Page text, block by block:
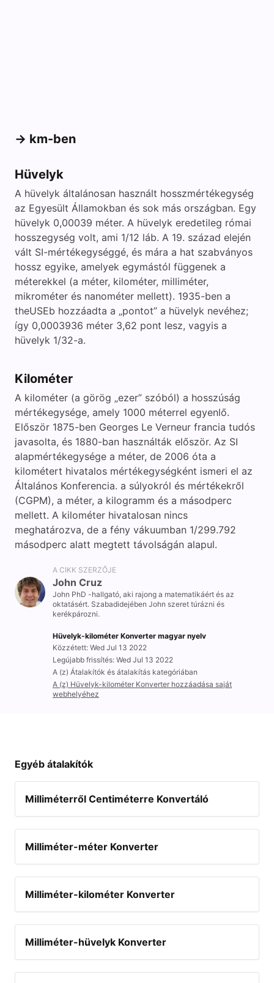
-> km-ben
Hüvelyk
A hüvelyk általánosan használt hosszmértékegység
az Egyesült Államokban és sok más országban. Egy
hüvelyk 0,00039 méter. A hüvelyk eredetileg római
hosszegység volt, ami 1/12 láb. A 19. század elején
vált SI-mértékegységgé, és mára a hat szabványos
hossz egyike, amelyek egymástól függenek a
méterekkel (a méter, kilométer, milliméter,
mikrométer és nanométer mellett). 1935-ben a
theUSEb hozzáadta a „pontot” a hüvelyk nevéhez;
így 0,0003936 méter 3,62 pont lesz, vagyis a
hüvelyk 1/32-a.
Kilométer
A kilométer (a görög „ezer” szóból) a hosszúság
mértékegysége, amely 1000 méterrel egyenlő.
Először 1875-ben Georges Le Verneur francia tudós
javasolta, és 1880-ban használták először. Az SI
alapmértékegysége a méter, de 2006 óta a
kilométert hivatalos mértékegységként ismeri el az
Általános Konferencia. a súlyokról és mértékekről
(CGPM), a méter, a kilogramm és a másodperc
mellett. A kilométer hivatalosan nincs
meghatározva, de a fény vákuumban 1/299.792
másodperc alatt megtett távolságán alapul.
A CIKK SZERZŐJE
John Cruz
John PhD -hallgató, aki rajong a matematikáért és az
oktatásért. Szabadidejében John szeret túrázni és
kerékpározni.
Hüvelyk-kilométer Konverter magyar nyelv
Közzétett: Wed Jul 13 2022
Legújabb frissítés: Wed Jul 13 2022
A (z) Átalakítók és átalakítás kategóriában
A (z) Hüvelyk-kilométer Konverter hozzáadása saját
webhelyéhez
Egyéb átalakítók
Milliméterről Centiméterre Konvertáló
Milliméter-méter Konverter
Milliméter-kilométer Konverter
Milliméter-hüvelyk Konverter